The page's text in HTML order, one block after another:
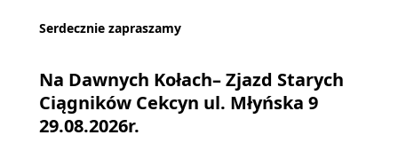
Serdecznie zapraszamy
Na Dawnych Kołach– Zjazd Starych
Ciągników Cekcyn ul. Młyńska 9
29.08.2026r.